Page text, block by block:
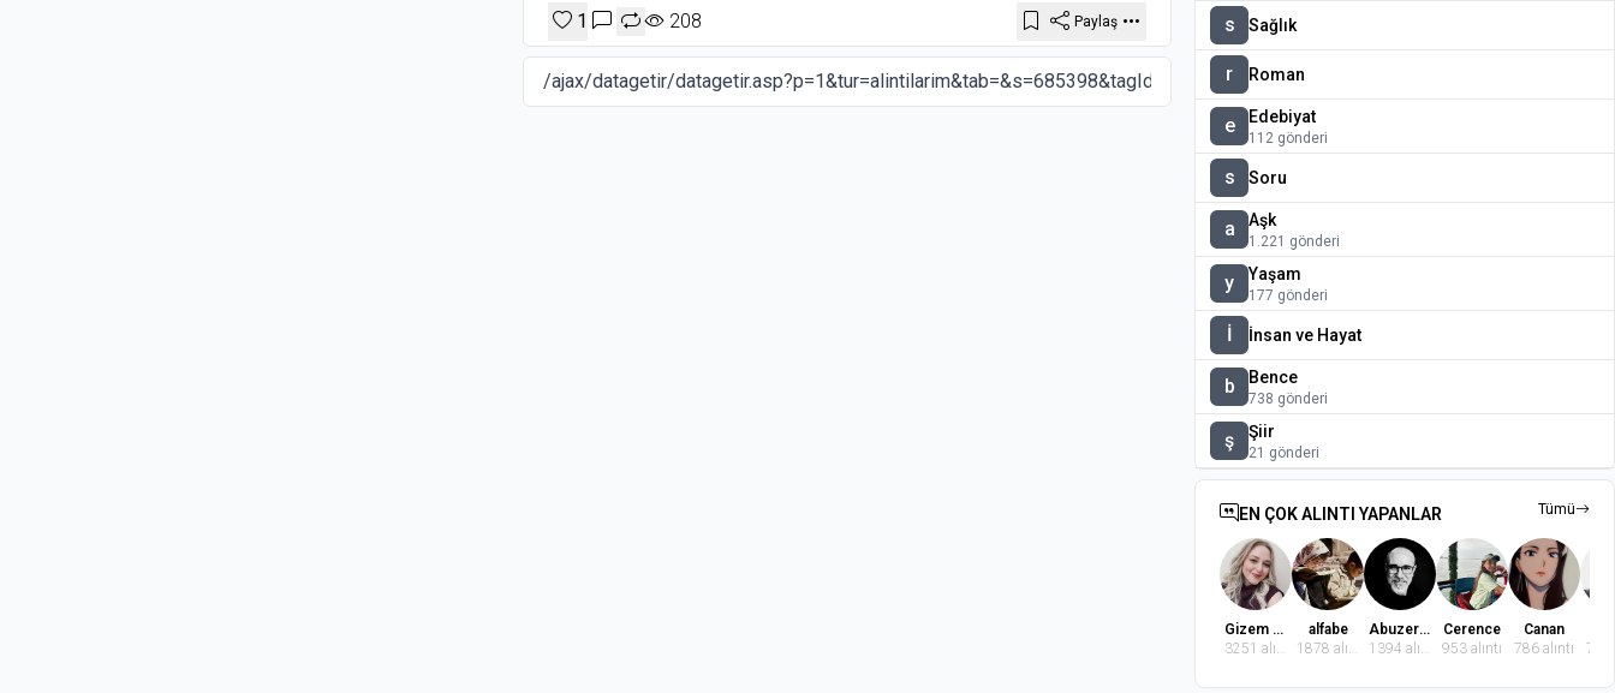
1 208 Paylaş s Sağlık
r Roman
e Edebiyat
112 gönderi
s Soru
a Aşk
1.221 gönderi
y Yaşam
177 gönderi
İ İnsan ve Hayat
b Bence
738 gönderi
ş Şiir
21 gönderi
EN ÇOK ALINTI YAPANLAR Tümü
Gizem Dindaroğlu
3251 alıntı
alfabe
1878 alıntı
Abuzer Badem
1394 alıntı
Cerence
953 alıntı
Canan
786 alıntı
764